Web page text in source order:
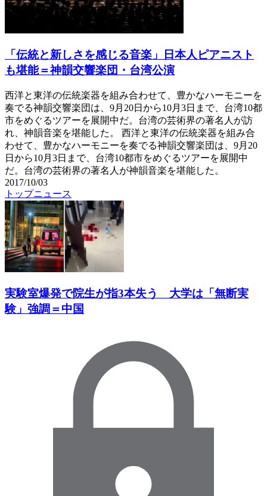
「伝統と新しさを感じる音楽」日本人ピアニスト
も堪能＝神韻交響楽団・台湾公演
西洋と東洋の伝統楽器を組み合わせて、豊かなハーモニーを
奏でる神韻交響楽団は、9月20日から10月3日まで、台湾10都
市をめぐるツアーを展開中だ。台湾の芸術界の著名人が訪
れ、神韻音楽を堪能した。 西洋と東洋の伝統楽器を組み合
わせて、豊かなハーモニーを奏でる神韻交響楽団は、9月20
日から10月3日まで、台湾10都市をめぐるツアーを展開中
だ。台湾の芸術界の著名人が神韻音楽を堪能した。
2017/10/03
トップニュース
実験室爆発で院生が指3本失う 大学は「無断実
験」強調＝中国